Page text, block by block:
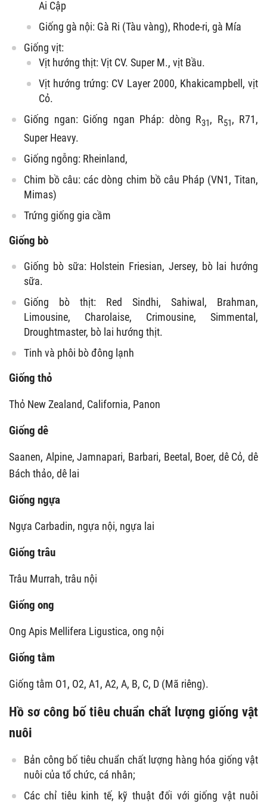
Ai Cập
Giống gà nội: Gà Ri (Tàu vàng), Rhode-ri, gà Mía
Giống vịt:
Vịt hướng thịt: Vịt CV. Super M., vịt Bầu.
Vịt hướng trứng: CV Layer 2000, Khakicampbell, vịt
Cỏ.
Giống ngan: Giống ngan Pháp: dòng R31, R51, R71,
Super Heavy.
Giống ngỗng: Rheinland,
Chim bồ câu: các dòng chim bồ câu Pháp (VN1, Titan,
Mimas)
Trứng giống gia cầm
Giống bò
Giống bò sữa: Holstein Friesian, Jersey, bò lai hướng
sữa.
Giống bò thịt: Red Sindhi, Sahiwal, Brahman,
Limousine, Charolaise, Crimousine, Simmental,
Droughtmaster, bò lai hướng thịt.
Tinh và phôi bò đông lạnh
Giống thỏ
Thỏ New Zealand, California, Panon
Giống dê
Saanen, Alpine, Jamnapari, Barbari, Beetal, Boer, dê Cỏ, dê
Bách thảo, dê lai
Giống ngựa
Ngựa Carbadin, ngựa nội, ngựa lai
Giống trâu
Trâu Murrah, trâu nội
Giống ong
Ong Apis Mellifera Ligustica, ong nội
Giống tằm
Giống tằm O1, O2, A1, A2, A, B, C, D (Mã riêng).
Hồ sơ công bố tiêu chuẩn chất lượng giống vật
nuôi
Bản công bố tiêu chuẩn chất lượng hàng hóa giống vật
nuôi của tổ chức, cá nhân;
Các chỉ tiêu kinh tế, kỹ thuật đối với giống vật nuôi